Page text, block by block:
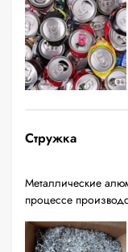
Стружка
Металлические
процессе